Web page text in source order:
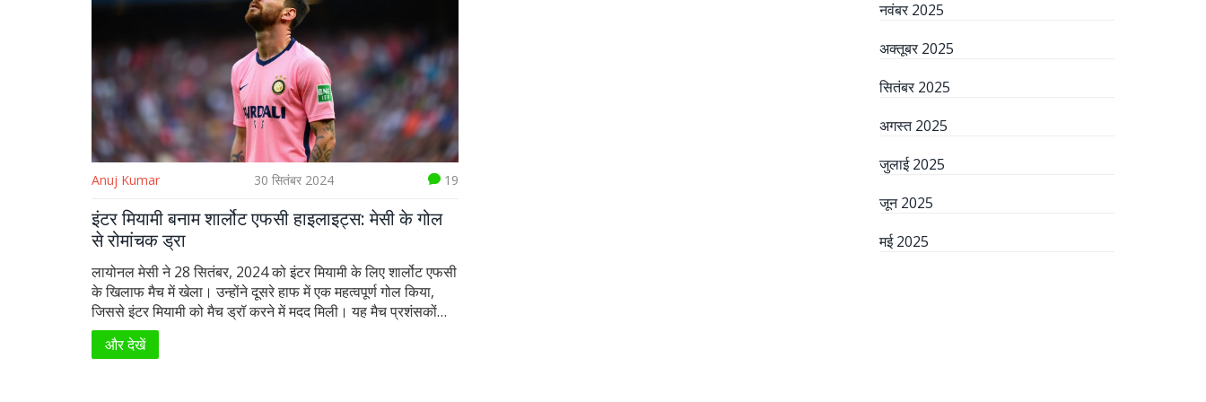
Anuj Kumar 30 सितंबर 2024 19
इंटर मियामी बनाम शार्लोट एफसी हाइलाइट्स: मेसी के गोल
से रोमांचक ड्रा
लायोनल मेसी ने 28 सितंबर, 2024 को इंटर मियामी के लिए शार्लोट एफसी
के खिलाफ मैच में खेला। उन्होंने दूसरे हाफ में एक महत्वपूर्ण गोल किया,
जिससे इंटर मियामी को मैच ड्रॉ करने में मदद मिली। यह मैच प्रशंसकों
और खेल प्रेमियों द्वारा बहुत उत्सुकता से देखा गया।
और देखें
नवंबर 2025
अक्तूबर 2025
सितंबर 2025
अगस्त 2025
जुलाई 2025
जून 2025
मई 2025